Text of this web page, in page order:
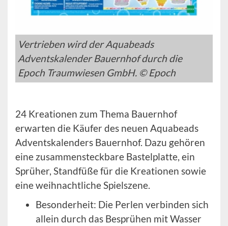
Vertrieben wird der Aquabeads
Adventskalender Bauernhof durch die
Epoch Traumwiesen GmbH. © Epoch
24 Kreationen zum Thema Bauernhof
erwarten die Käufer des neuen Aquabeads
Adventskalenders Bauernhof. Dazu gehören
eine zusammensteckbare Bastelplatte, ein
Sprüher, Standfüße für die Kreationen sowie
eine weihnachtliche Spielszene.
Besonderheit: Die Perlen verbinden sich
allein durch das Besprühen mit Wasser